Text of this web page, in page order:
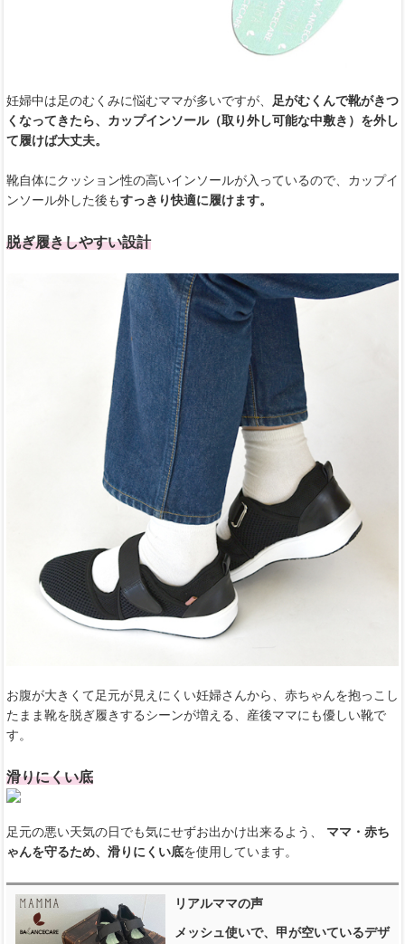
妊婦中は足のむくみに悩むママが多いですが、
足がむくんで靴がきつ
くなってきたら、カップインソール（取り外し可能な中敷き）を外し
て履けば大丈夫。
靴自体にクッション性の高いインソールが入っているので、カップイ
ンソール外した後もすっきり快適に履けます。
脱ぎ履きしやすい設計
お腹が大きくて足元が見えにくい妊婦さんから、赤ちゃんを抱っこし
たまま靴を脱ぎ履きするシーンが増える、産後ママにも優しい靴で
す。
滑りにくい底
足元の悪い天気の日でも気にせずお出かけ出来るよう、 ママ・赤ち
ゃんを守るため、滑りにくい底を使用しています。
リアルママの声
メッシュ使いで、甲が空いているデザ